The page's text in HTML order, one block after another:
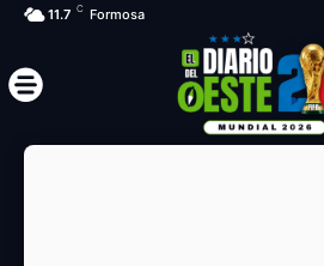
11.7 C Formosa